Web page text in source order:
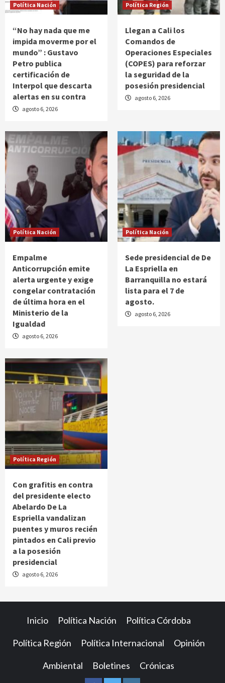
Política Nación
“No hay nada que me
impida moverme por el
mundo” : Gustavo
Petro publica
certificación de
Interpol que descarta
alertas en su contra
agosto 6, 2026
Política Región
Llegan a Cali los
Comandos de
Operaciones Especiales
(COPES) para reforzar
la seguridad de la
posesión presidencial
agosto 6, 2026
Política Nación
Empalme
Anticorrupción emite
alerta urgente y exige
congelar contratación
de última hora en el
Ministerio de la
Igualdad
agosto 6, 2026
Política Nación
Sede presidencial de De
La Espriella en
Barranquilla no estará
lista para el 7 de
agosto.
agosto 6, 2026
Política Región
Con grafitis en contra
del presidente electo
Abelardo De La
Espriella vandalizan
puentes y muros recién
pintados en Cali previo
a la posesión
presidencial
agosto 6, 2026
Inicio Política Nación Política Córdoba
Política Región Política Internacional Opinión
Ambiental Boletines Crónicas